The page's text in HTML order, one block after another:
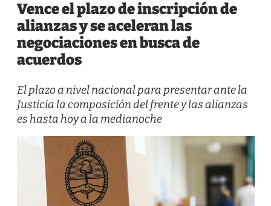
Vence el plazo de inscripción de
alianzas y se aceleran las
negociaciones en busca de
acuerdos
El plazo a nivel nacional para presentar ante la
Justicia la composición del frente y las alianzas
es hasta hoy a la medianoche